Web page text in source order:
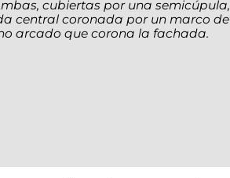
cubiertas por una semicúpula,
central coronada por un marco de
arcado que corona la fachada.